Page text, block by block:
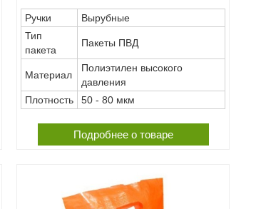
Ручки
Вырубные
Тип
пакета
Пакеты ПВД
Материал
Полиэтилен высокого
давления
Плотность
50 - 80 мкм
Подробнее о товаре